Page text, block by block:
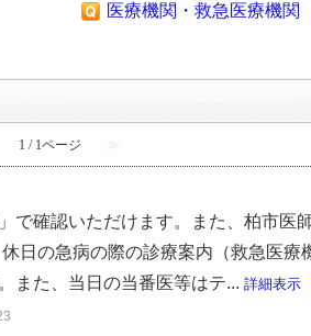
医療機関・救急医療機関
1 / 1ページ ≫
で確認いただけます。また、柏市医
日の急病の際の診療案内（救急医療
また、当日の当番医等はテ... 詳細表示